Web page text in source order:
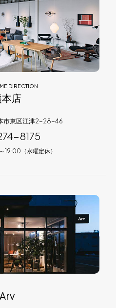
DIRECTION
本店
市東区江津2-28-46
8175
19:00（水曜定休）
Arv